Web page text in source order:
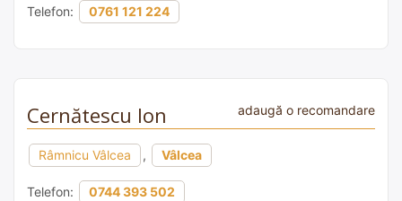
Telefon: 0761 121 224
Cernătescu Ion adaugă o recomandare
Râmnicu Vâlcea , Vâlcea
Telefon: 0744 393 502